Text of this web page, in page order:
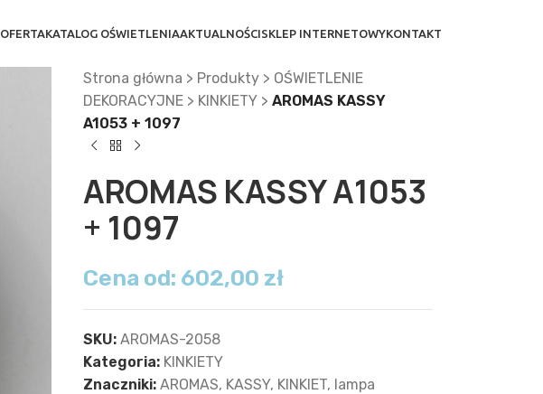
OFERTAKATALOG OŚWIETLENIAAKTUALNOŚCISKLEP INTERNETOWYKONTAKT
Strona główna > Produkty> OŚWIETLENIE
DEKORACYJNE> KINKIETY> AROMAS KASSY
A1053 + 1097
AROMAS KASSY A1053
+ 1097
Cena od: 602,00 zł
SKU: AROMAS-2058
Kategoria: KINKIETY
Znaczniki: AROMAS, KASSY, KINKIET, lampa